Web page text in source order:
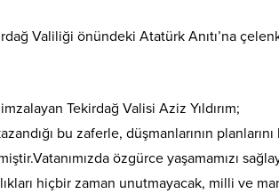
Valiliği önündeki Atatürk Anıtı’na
Tekirdağ Valisi Aziz Yıldırım;
bu zaferle, düşmanlarının
özgürce yaşamamızı
hiçbir zaman unutmayacak, milli ve